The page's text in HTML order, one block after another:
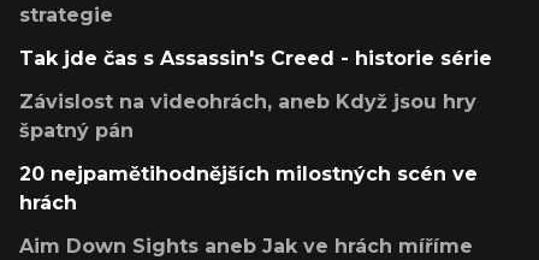
strategie
Tak jde čas s Assassin's Creed - historie série
Závislost na videohrách, aneb Když jsou hry
špatný pán
20 nejpamětihodnějších milostných scén ve
hrách
Aim Down Sights aneb Jak ve hrách míříme